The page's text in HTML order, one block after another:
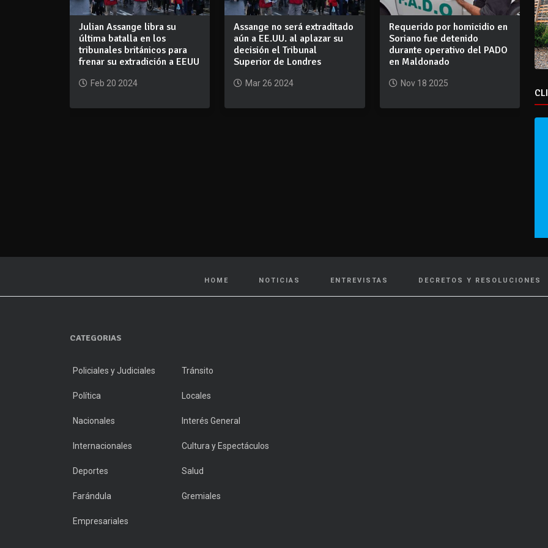
Julian Assange libra su
última batalla en los
tribunales británicos para
frenar su extradición a EEUU
Feb 20 2024
Assange no será extraditado
aún a EE.UU. al aplazar su
decisión el Tribunal
Superior de Londres
Mar 26 2024
Requerido por homicidio en
Soriano fue detenido
durante operativo del PADO
en Maldonado
Nov 18 2025
HOME NOTICIAS ENTREVISTAS DECRETOS Y RESOLUCIONES
CATEGORIAS
Policiales y Judiciales Tránsito
Política Locales
Nacionales Interés General
Internacionales Cultura y Espectáculos
Deportes Salud
Farándula Gremiales
Empresariales